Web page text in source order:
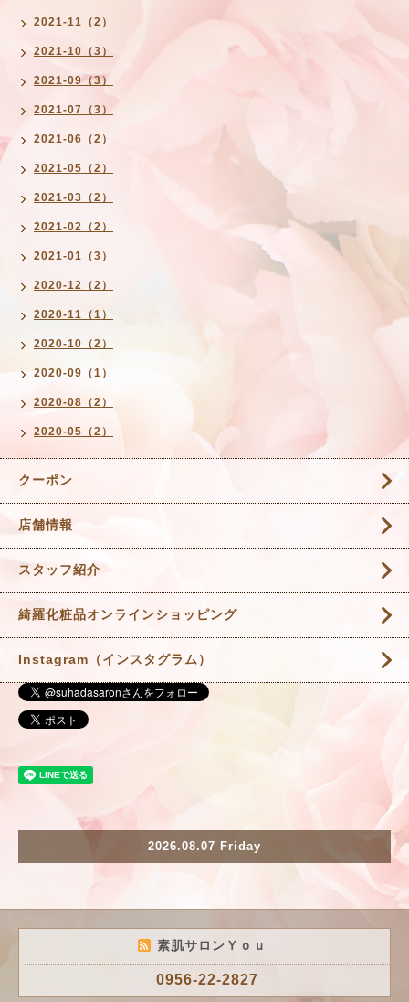
2021-11（2）
2021-10（3）
2021-09（3）
2021-07（3）
2021-06（2）
2021-05（2）
2021-03（2）
2021-02（2）
2021-01（3）
2020-12（2）
2020-11（1）
2020-10（2）
2020-09（1）
2020-08（2）
2020-05（2）
クーポン
店舗情報
スタッフ紹介
綺羅化粧品オンラインショッピング
Instagram（インスタグラム）
2026.08.07 Friday
素肌サロンＹｏｕ
0956-22-2827